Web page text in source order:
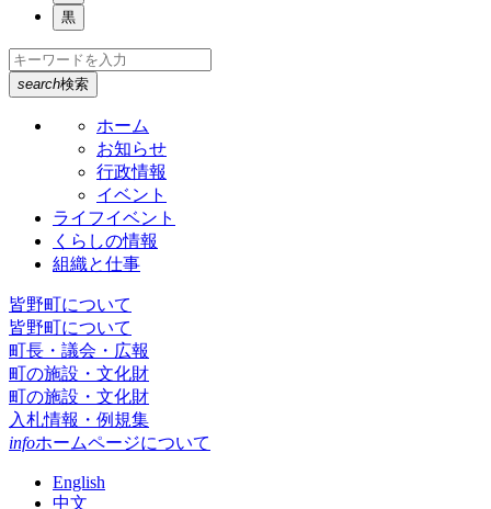
黒
search検索
ホーム
お知らせ
行政情報
イベント
ライフイベント
くらしの情報
組織と仕事
皆野町について
皆野町について
町長・議会・広報
町の施設・文化財
町の施設・文化財
入札情報・例規集
infoホームページについて
English
中文